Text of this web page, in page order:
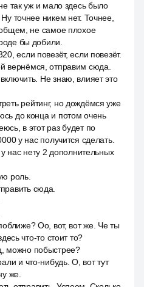
так уж и мало здесь было
точнее никем нет. Точнее,
не самое плохое
бы добили.
если повезёт, если повезёт.
вернёмся, отправим сюда.
Не знаю, влияет это
рейтинг, но дождёмся уже
до конца и потом очень
в этот раз будет по
у нас получится сделать.
нас нету 2 дополнительных
роль.
сюда.
Оо, вот, вот же. Че ты
что-то стоит то?
можно побыстрее?
и что-нибудь. О, вот тут
же.